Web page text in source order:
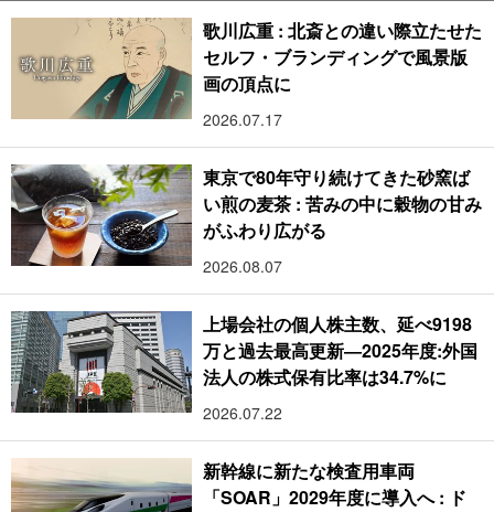
歌川広重 : 北斎との違い際立たせた
セルフ・ブランディングで風景版
画の頂点に
2026.07.17
東京で80年守り続けてきた砂窯ば
い煎の麦茶 : 苦みの中に穀物の甘み
がふわり広がる
2026.08.07
上場会社の個人株主数、延べ9198
万と過去最高更新―2025年度:外国
法人の株式保有比率は34.7%に
2026.07.22
新幹線に新たな検査用車両
「SOAR」2029年度に導入へ : ド